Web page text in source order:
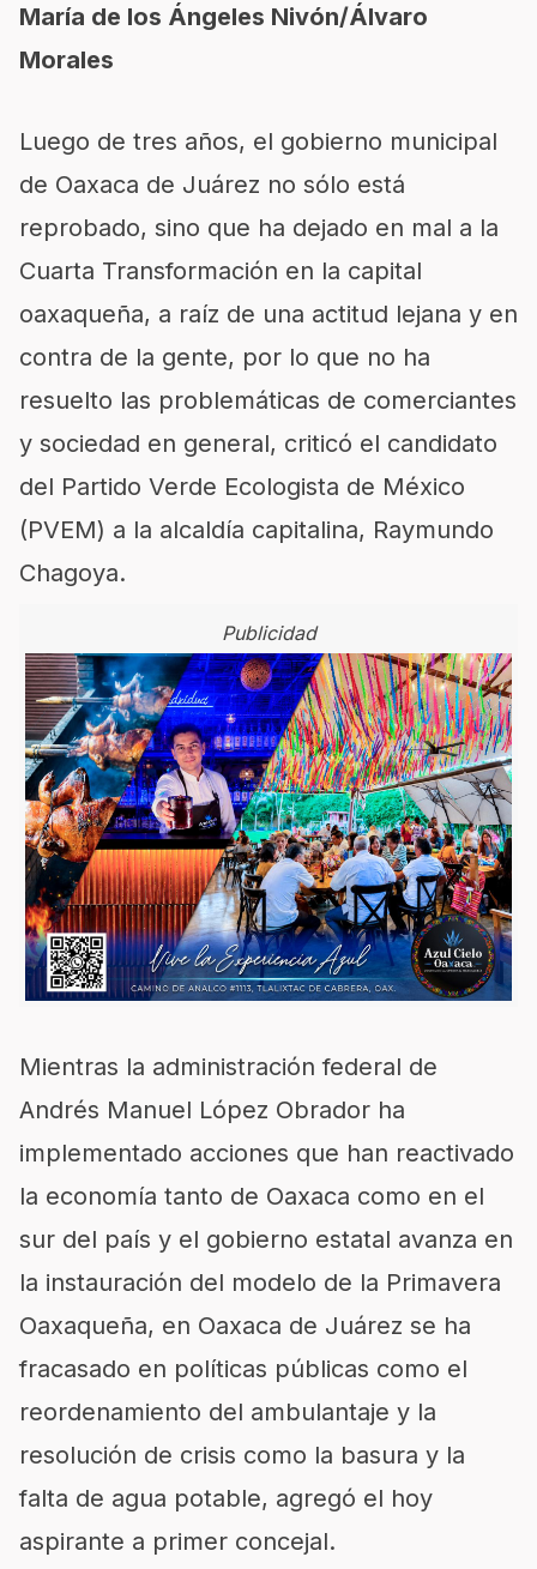
María de los Ángeles Nivón/Álvaro
Morales
Luego de tres años, el gobierno municipal
de Oaxaca de Juárez no sólo está
reprobado, sino que ha dejado en mal a la
Cuarta Transformación en la capital
oaxaqueña, a raíz de una actitud lejana y en
contra de la gente, por lo que no ha
resuelto las problemáticas de comerciantes
y sociedad en general, criticó el candidato
del Partido Verde Ecologista de México
(PVEM) a la alcaldía capitalina, Raymundo
Chagoya.
Publicidad
Mientras la administración federal de
Andrés Manuel López Obrador ha
implementado acciones que han reactivado
la economía tanto de Oaxaca como en el
sur del país y el gobierno estatal avanza en
la instauración del modelo de la Primavera
Oaxaqueña, en Oaxaca de Juárez se ha
fracasado en políticas públicas como el
reordenamiento del ambulantaje y la
resolución de crisis como la basura y la
falta de agua potable, agregó el hoy
aspirante a primer concejal.